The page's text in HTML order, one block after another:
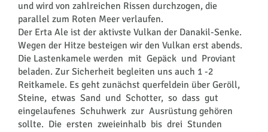
und wird von zahlreichen Rissen durchzogen, die
parallel zum Roten Meer verlaufen.
Der Erta Ale ist der aktivste Vulkan der Danakil-Senke.
Wegen der Hitze besteigen wir den Vulkan erst abends.
Die Lastenkamele werden mit Gepäck und Proviant
beladen. Zur Sicherheit begleiten uns auch 1 -2
Reitkamele. Es geht zunächst querfeldein über Geröll,
Steine, etwas Sand und Schotter, so dass gut
eingelaufenes Schuhwerk zur Ausrüstung gehören
sollte. Die ersten zweieinhalb bis drei Stunden